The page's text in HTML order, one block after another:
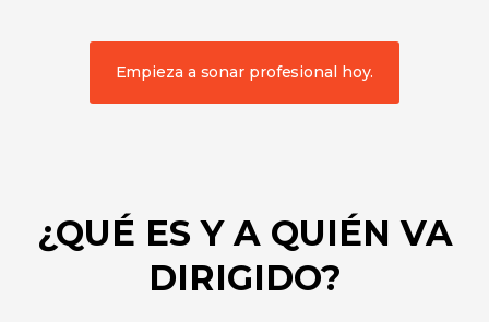
Empieza a sonar profesional hoy.
¿QUÉ ES Y A QUIÉN VA
DIRIGIDO?